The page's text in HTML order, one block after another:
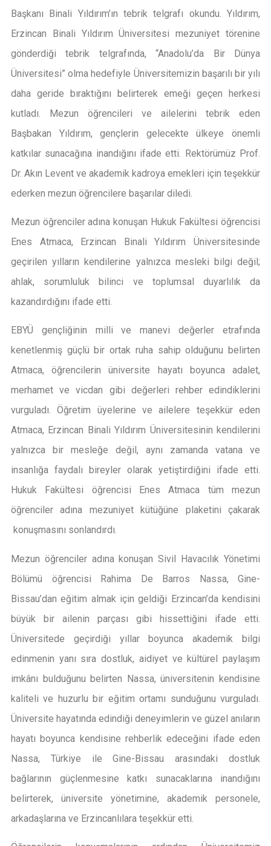
Başkanı Binali Yıldırım’ın tebrik telgrafı okundu. Yıldırım,
Erzincan Binali Yıldırım Üniversitesi mezuniyet törenine
gönderdiği tebrik telgrafında, “Anadolu’da Bir Dünya
Üniversitesi” olma hedefiyle Üniversitemizin başarılı bir yılı
daha geride bıraktığını belirterek emeği geçen herkesi
kutladı. Mezun öğrencileri ve ailelerini tebrik eden
Başbakan Yıldırım, gençlerin gelecekte ülkeye önemli
katkılar sunacağına inandığını ifade etti. Rektörümüz Prof.
Dr. Akın Levent ve akademik kadroya emekleri için teşekkür
ederken mezun öğrencilere başarılar diledi.
Mezun öğrenciler adına konuşan Hukuk Fakültesi öğrencisi
Enes Atmaca, Erzincan Binali Yıldırım Üniversitesinde
geçirilen yılların kendilerine yalnızca mesleki bilgi değil;
ahlak, sorumluluk bilinci ve toplumsal duyarlılık da
kazandırdığını ifade etti.
EBYÜ gençliğinin milli ve manevi değerler etrafında
kenetlenmiş güçlü bir ortak ruha sahip olduğunu belirten
Atmaca, öğrencilerin üniversite hayatı boyunca adalet,
merhamet ve vicdan gibi değerleri rehber edindiklerini
vurguladı. Öğretim üyelerine ve ailelere teşekkür eden
Atmaca, Erzincan Binali Yıldırım Üniversitesinin kendilerini
yalnızca bir mesleğe değil, aynı zamanda vatana ve
insanlığa faydalı bireyler olarak yetiştirdiğini ifade etti.
Hukuk Fakültesi öğrencisi Enes Atmaca tüm mezun
öğrenciler adına mezuniyet kütüğüne plaketini çakarak
konuşmasını sonlandırdı.
Mezun öğrenciler adına konuşan Sivil Havacılık Yönetimi
Bölümü öğrencisi Rahima De Barros Nassa, Gine-
Bissau’dan eğitim almak için geldiği Erzincan’da kendisini
büyük bir ailenin parçası gibi hissettiğini ifade etti.
Üniversitede geçirdiği yıllar boyunca akademik bilgi
edinmenin yanı sıra dostluk, aidiyet ve kültürel paylaşım
imkânı bulduğunu belirten Nassa, üniversitenin kendisine
kaliteli ve huzurlu bir eğitim ortamı sunduğunu vurguladı.
Üniversite hayatında edindiği deneyimlerin ve güzel anıların
hayatı boyunca kendisine rehberlik edeceğini ifade eden
Nassa, Türkiye ile Gine-Bissau arasındaki dostluk
bağlarının güçlenmesine katkı sunacaklarına inandığını
belirterek, üniversite yönetimine, akademik personele,
arkadaşlarına ve Erzincanlılara teşekkür etti.